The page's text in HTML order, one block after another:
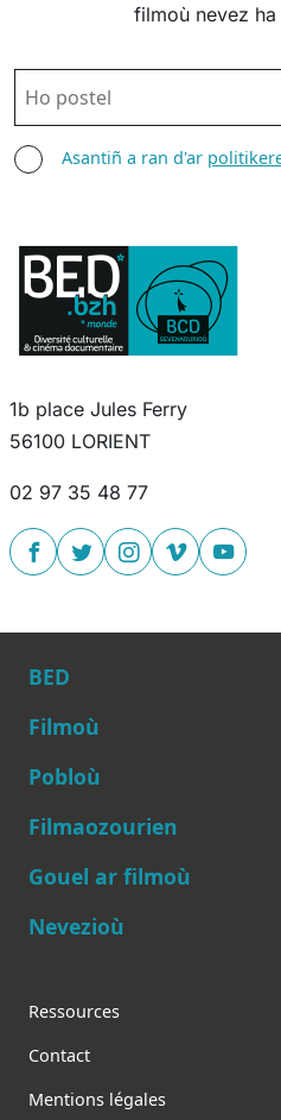
filmoù nevez
POSTEL
ASANTIÑAsantiñ a ran d'ar
1b place Jules Ferry
56100 LORIENT
02 97 35 48 77
Main
BED
Filmoù
Pobloù
Filmaozourien
Gouel ar filmoù
Nevezioù
Footer
Ressources
Contact
Mentions légales